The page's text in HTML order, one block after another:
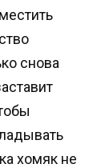
снова
хомяк не